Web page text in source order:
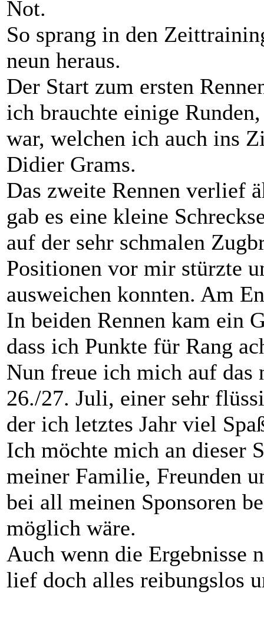
Not.
So sprang in den
neun heraus.
Der Start zum ersten
ich brauchte einige
war, welchen ich auch ins
Didier Grams.
Das zweite Rennen verlief
gab es eine kleine
auf der sehr schmalen
Positionen vor mir stürzte
ausweichen konnten. Am
In beiden Rennen kam ein
dass ich Punkte für Rang
Nun freue ich mich auf das
26./27. Juli, einer sehr
der ich letztes Jahr viel
Ich möchte mich an dieser
meiner Familie, Freunden
bei all meinen Sponsoren
möglich wäre.
Auch wenn die Ergebnisse
lief doch alles reibungslos